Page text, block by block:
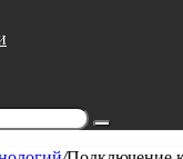
Поиск...